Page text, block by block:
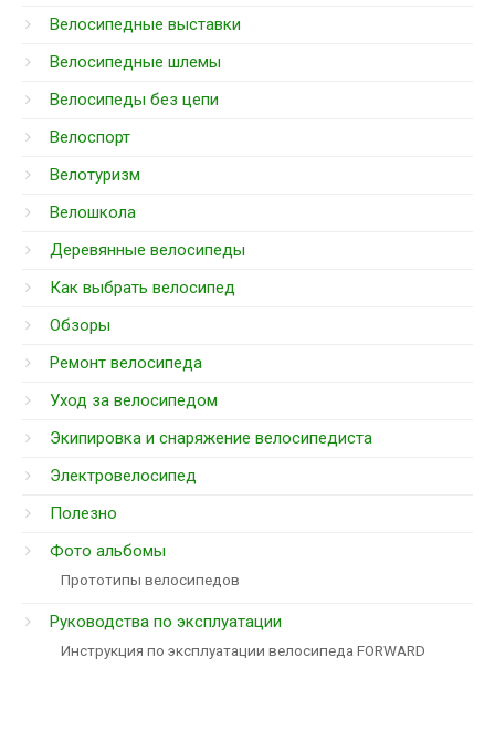
Велосипедные выставки
Велосипедные шлемы
Велосипеды без цепи
Велоспорт
Велотуризм
Велошкола
Деревянные велосипеды
Как выбрать велосипед
Обзоры
Ремонт велосипеда
Уход за велосипедом
Экипировка и снаряжение велосипедиста
Электровелосипед
Полезно
Фото альбомы
Прототипы велосипедов
Руководства по эксплуатации
Инструкция по эксплуатации велосипеда FORWARD